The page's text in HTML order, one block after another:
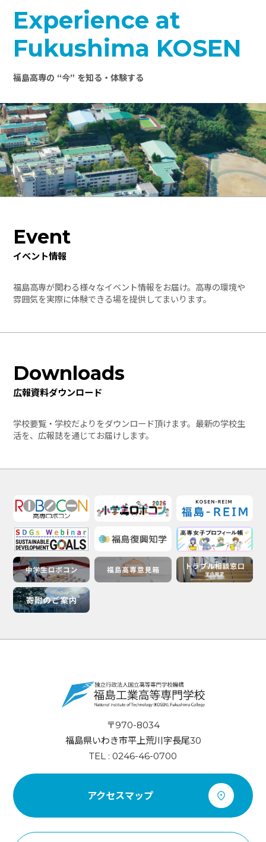
Experience at
Fukushima KOSEN
福島高専の “今” を知る・体験する
Event
イベント情報
福島高専が関わる様々なイベント情報をお届け。高専の環境や
雰囲気を実際に体験できる場を提供してまいります。
Downloads
広報資料ダウンロード
学校要覧・学校だよりをダウンロード頂けます。最新の学校生
活を、広報誌を通じてお届けします。
〒970-8034
福島県いわき市平上荒川字長尾30
TEL : 0246-46-0700
アクセスマップ